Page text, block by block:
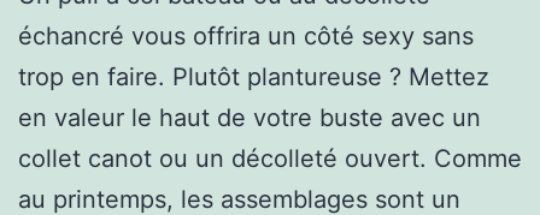
échancré vous offrira un côté sexy sans
trop en faire. Plutôt plantureuse ? Mettez
en valeur le haut de votre buste avec un
collet canot ou un décolleté ouvert. Comme
au printemps, les assemblages sont un